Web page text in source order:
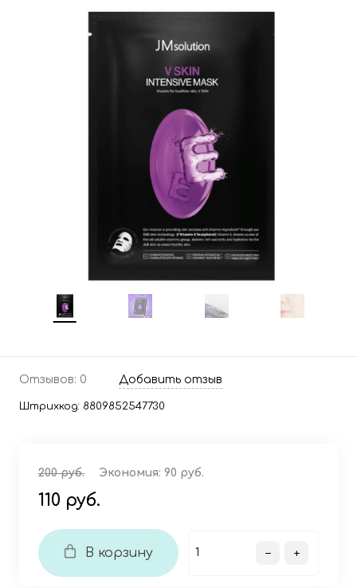
Отзывов: 0 Добавить отзыв
Штрихкод: 8809852547730
200 руб. Экономия: 90 руб.
110 руб.
В корзину